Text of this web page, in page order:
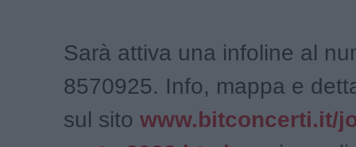
Sarà attiva una infoline al
8570925. Info, mappa e
sul sito www.bitconcerti.it/